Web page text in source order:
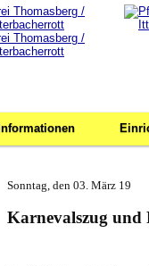
Informationen
Sonntag, den 03. März 19
Karnevalszug und